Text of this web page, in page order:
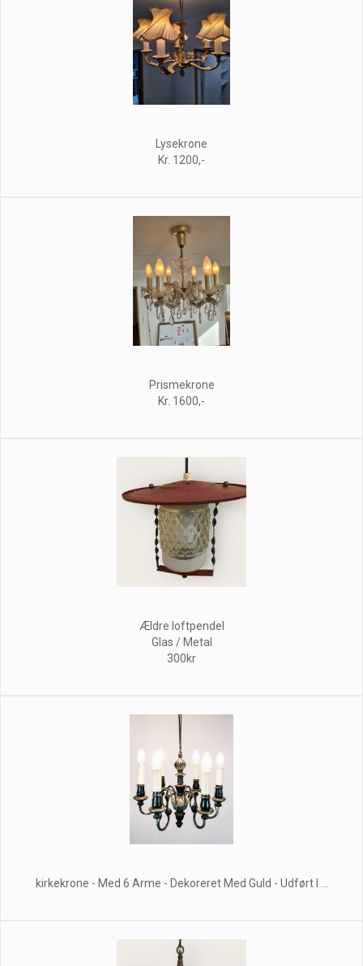
Lysekrone
Kr. 1200,-
Prismekrone
Kr. 1600,-
Ældre loftpendel
Glas / Metal
300kr
kirkekrone - Med 6 Arme - Dekoreret Med Guld - Udført I ...